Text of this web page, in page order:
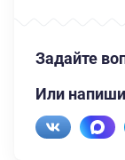
Задайте
Или